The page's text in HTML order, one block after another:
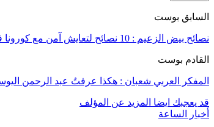
السابق بوست
نصائح بيض الزعيم : 10 نصائح لتعايش آمن مع كورونا في فصل الصيف
القادم بوست
المفكر العربي شعبان : هكذا عرفتُ عبد الرحمن
قد يعجبك ايضا المزيد عن المؤلف
أخبار الساعة